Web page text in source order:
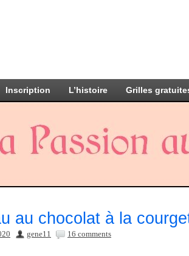
Inscription L’histoire Grilles
au chocolat à la
gene11 16 comments